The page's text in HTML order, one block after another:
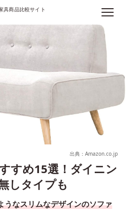
具商品比較サイト
出典：Amazon.co.jp
すめ15選！ダイニン
しタイプも
うなスリムなデザインのソファ